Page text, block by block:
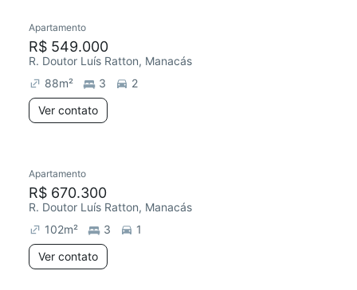
Redecorar
Apartamento
R$ 549.000
R. Doutor Luís Ratton, Manacás
88m² 3
2
Ver contato
Redecorar
Apartamento
R$ 670.300
R. Doutor Luís Ratton, Manacás
102m² 3
1
Ver contato